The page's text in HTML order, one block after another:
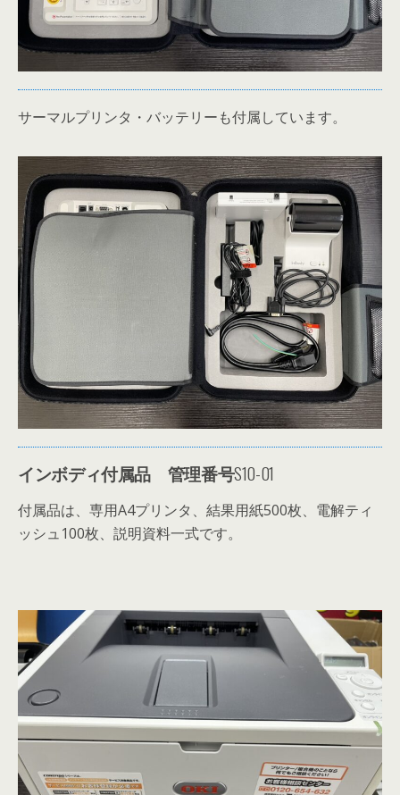
サーマルプリンタ・バッテリーも付属しています。
インボディ付属品 管理番号S10-01
付属品は、 専用A4プリンタ、結果用紙500枚、電解ティ
ッシュ100枚、説明資料一式です。